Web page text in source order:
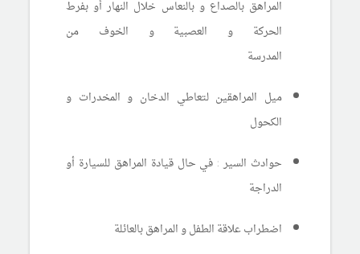
المراهق بالصداع و بالنعاس خلال النهار أو بفرط
الحركة و العصبية و الخوف من
المدرسة
ميل المراهقين لتعاطي الدخان و المخدرات و
الكحول
حوادث السير : في حال قيادة المراهق للسيارة أو
الدراجة
اضطراب علاقة الطفل و المراهق بالعائلة